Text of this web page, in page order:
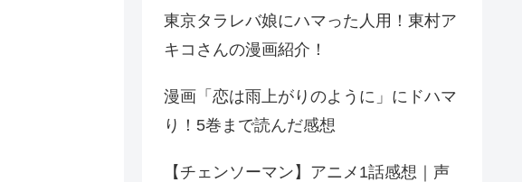
東京タラレバ娘にハマった人用！東村ア
キコさんの漫画紹介！
漫画「恋は雨上がりのように」にドハマ
り！5巻まで読んだ感想
【チェンソーマン】アニメ1話感想｜声